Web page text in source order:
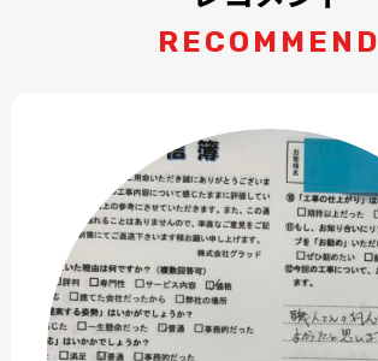
RECOMMEND